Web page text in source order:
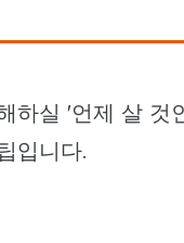
하실 '언제 살 것
입니다.